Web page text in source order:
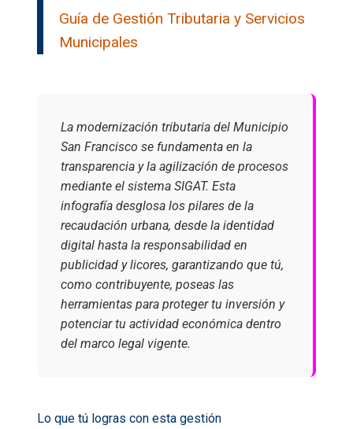
Guía de Gestión Tributaria y Servicios
Municipales
La modernización tributaria del Municipio
San Francisco se fundamenta en la
transparencia y la agilización de procesos
mediante el sistema SIGAT. Esta
infografía desglosa los pilares de la
recaudación urbana, desde la identidad
digital hasta la responsabilidad en
publicidad y licores, garantizando que tú,
como contribuyente, poseas las
herramientas para proteger tu inversión y
potenciar tu actividad económica dentro
del marco legal vigente.
Lo que tú logras con esta gestión